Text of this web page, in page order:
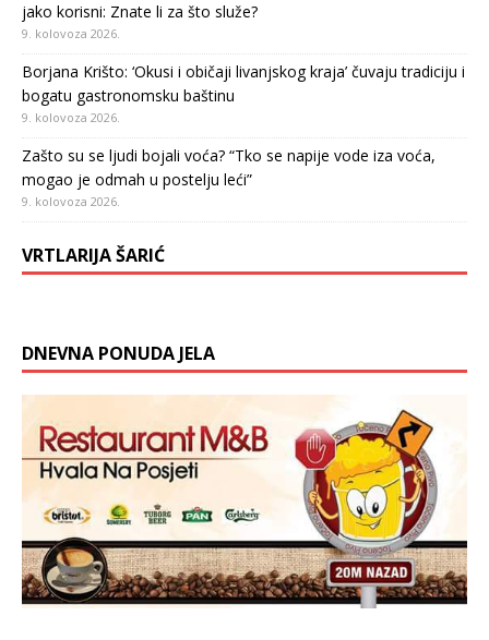
jako korisni: Znate li za što služe?
9. kolovoza 2026.
Borjana Krišto: ‘Okusi i običaji livanjskog kraja’ čuvaju tradiciju i
bogatu gastronomsku baštinu
9. kolovoza 2026.
Zašto su se ljudi bojali voća? “Tko se napije vode iza voća,
mogao je odmah u postelju leći”
9. kolovoza 2026.
VRTLARIJA ŠARIĆ
DNEVNA PONUDA JELA